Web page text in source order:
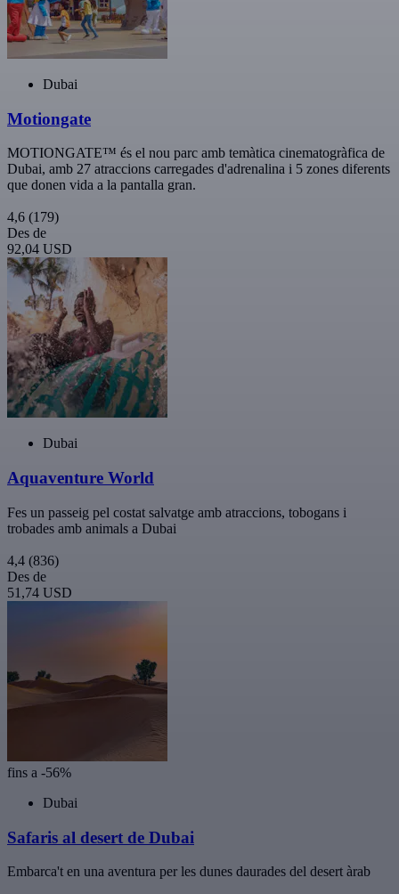
Dubai
Motiongate
MOTIONGATE™ és el nou parc amb temàtica cinematogràfica de
Dubai, amb 27 atraccions carregades d'adrenalina i 5 zones diferents
que donen vida a la pantalla gran.
4,6 (179)
Des de
92,04 USD
Dubai
Aquaventure World
Fes un passeig pel costat salvatge amb atraccions, tobogans i
trobades amb animals a Dubai
4,4 (836)
Des de
51,74 USD
fins a -56%
Dubai
Safaris al desert de Dubai
Embarca't en una aventura per les dunes daurades del desert àrab